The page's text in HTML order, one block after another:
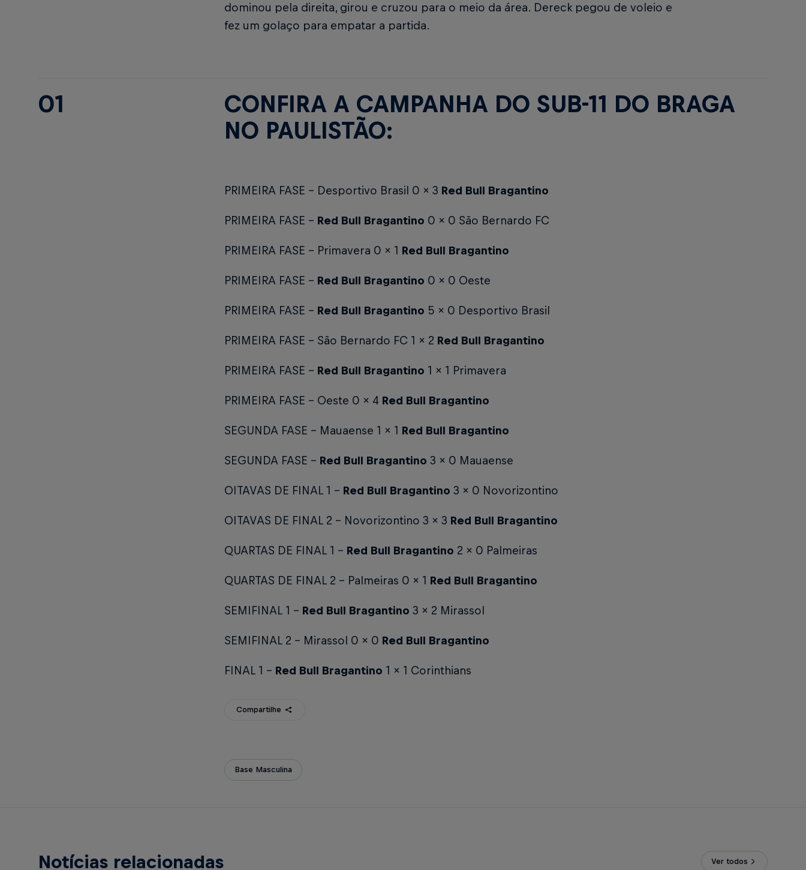
dominou pela direita, girou e cruzou para o meio da área. Dereck pegou de voleio e
fez um golaço para empatar a partida.
01
CONFIRA A CAMPANHA DO SUB-11 DO BRAGA
NO PAULISTÃO:
PRIMEIRA FASE - Desportivo Brasil 0 x 3 Red Bull Bragantino
PRIMEIRA FASE - Red Bull Bragantino 0 x 0 São Bernardo FC
PRIMEIRA FASE - Primavera 0 x 1 Red Bull Bragantino
PRIMEIRA FASE - Red Bull Bragantino 0 x 0 Oeste
PRIMEIRA FASE - Red Bull Bragantino 5 x 0 Desportivo Brasil
PRIMEIRA FASE - São Bernardo FC 1 x 2 Red Bull Bragantino
PRIMEIRA FASE - Red Bull Bragantino 1 x 1 Primavera
PRIMEIRA FASE - Oeste 0 x 4 Red Bull Bragantino
SEGUNDA FASE - Mauaense 1 x 1 Red Bull Bragantino
SEGUNDA FASE - Red Bull Bragantino 3 x 0 Mauaense
OITAVAS DE FINAL 1 – Red Bull Bragantino 3 x 0 Novorizontino
OITAVAS DE FINAL 2 – Novorizontino 3 x 3 Red Bull Bragantino
QUARTAS DE FINAL 1 – Red Bull Bragantino 2 x 0 Palmeiras
QUARTAS DE FINAL 2 – Palmeiras 0 x 1 Red Bull Bragantino
SEMIFINAL 1 – Red Bull Bragantino 3 x 2 Mirassol
SEMIFINAL 2 – Mirassol 0 x 0 Red Bull Bragantino
FINAL 1 – Red Bull Bragantino 1 x 1 Corinthians
Compartilhe
Base Masculina
Notícias relacionadas Ver todos